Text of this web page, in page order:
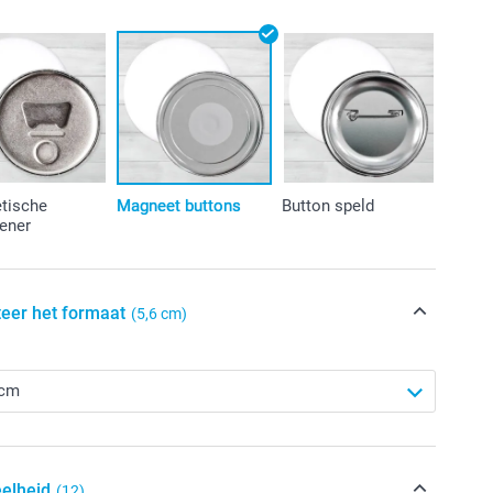
Magneet buttons Button speld
het formaat (5,6 cm)